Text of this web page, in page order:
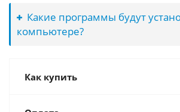
Какие программы будут
компьютере?
Как купить